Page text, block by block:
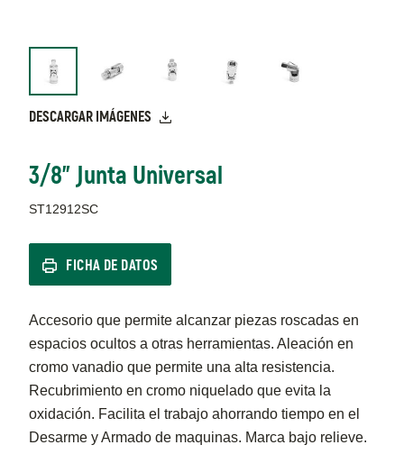
DESCARGAR IMÁGENES
3/8" Junta Universal
ST12912SC
FICHA DE DATOS
Accesorio que permite alcanzar piezas roscadas en
espacios ocultos a otras herramientas. Aleación en
cromo vanadio que permite una alta resistencia.
Recubrimiento en cromo niquelado que evita la
oxidación. Facilita el trabajo ahorrando tiempo en el
Desarme y Armado de maquinas. Marca bajo relieve.